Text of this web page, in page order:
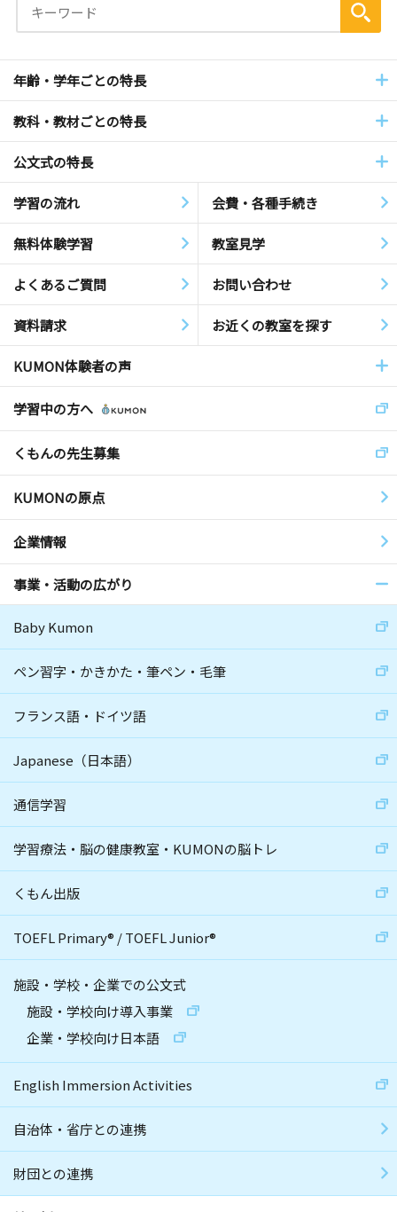
年齢・学年ごとの特長
教科・教材ごとの特長
公文式の特長
学習の流れ 会費・各種手続き
無料体験学習 教室見学
よくあるご質問 お問い合わせ
資料請求 お近くの教室を探す
KUMON体験者の声
学習中の方へ
くもんの先生募集
KUMONの原点
企業情報
事業・活動の広がり
Baby Kumon
ペン習字・かきかた・筆ペン・毛筆
フランス語・ドイツ語
Japanese（日本語）
通信学習
学習療法・脳の健康教室・KUMONの脳トレ
くもん出版
TOEFL Primary® /TOEFL Junior®
施設・学校・企業での公文式
施設・学校向け導入事業
企業・学校向け日本語
English Immersion Activities
自治体・省庁との連携
財団との連携